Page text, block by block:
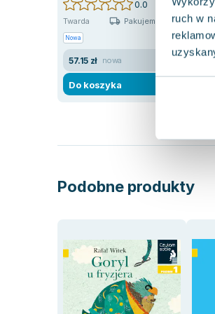
ruch w
0.0
Twarda Pakujemy 11.08
Nowa
57.15 zł nowa
Do koszyka
Nowa
Podobne produkty